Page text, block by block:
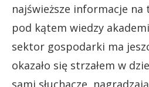
najświeższe informacje na
pod kątem wiedzy
sektor gospodarki ma
okazało się strzałem w
sami słuchacze,